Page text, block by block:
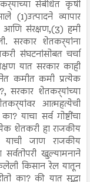
संबंधित कृषी
(1)उत्पादने व्यापार
आणि संरक्षण,(3) हमी
सरकार शेतकर्‍यांना
संघटनांसोबत चर्चा
यात सरकार काही
कमीत कमी प्रत्येक
सरकार शेतकर्‍यांच्या
आत्महत्येची
याचा सर्व गोष्टींचा
शेतकरी हा राजकीय
याची जाण राजकीय
खुल्यामनाने
किसान रेल यातून